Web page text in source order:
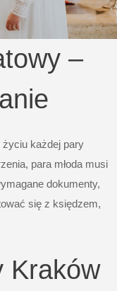
–
życiu każdej pary
para młoda musi
dokumenty,
się z księdzem,
Kraków